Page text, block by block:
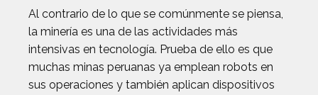
Al contrario de lo que se comúnmente se piensa,
la minería es una de las actividades más
intensivas en tecnología. Prueba de ello es que
muchas minas peruanas ya emplean robots en
sus operaciones y también aplican dispositivos